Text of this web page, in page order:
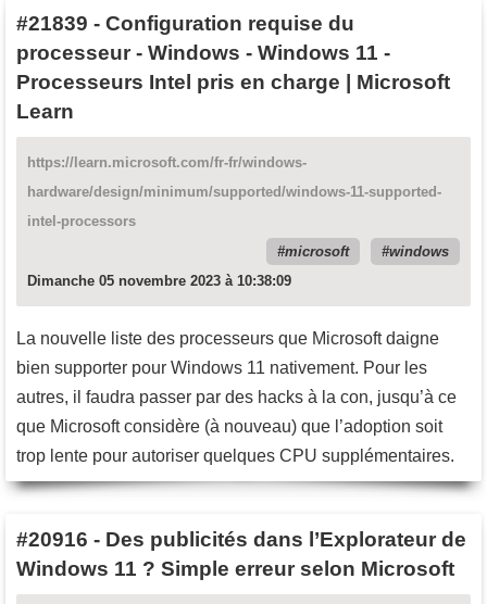
#21839 - Configuration requise du
processeur - Windows - Windows 11 -
Processeurs Intel pris en charge | Microsoft
Learn
https://learn.microsoft.com/fr-fr/windows-
hardware/design/minimum/supported/windows-11-supported-
intel-processors
microsoft
windows
Dimanche 05 novembre 2023 à 10:38:09
La nouvelle liste des processeurs que Microsoft daigne
bien supporter pour Windows 11 nativement. Pour les
autres, il faudra passer par des hacks à la con, jusqu’à ce
que Microsoft considère (à nouveau) que l’adoption soit
trop lente pour autoriser quelques CPU supplémentaires.
#20916 - Des publicités dans l’Explorateur de
Windows 11 ? Simple erreur selon Microsoft